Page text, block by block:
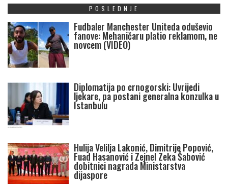
POSLEDNJE
Fudbaler Manchester Uniteda oduševio
fanove: Mehaničaru platio reklamom, ne
novcem (VIDEO)
Diplomatija po crnogorski: Uvrijedi
ljekare, pa postani generalna konzulka u
Istanbulu
Hulija Velilja Lakonić, Dimitrije Popović,
Fuad Hasanović i Zejnel Zeka Šabović
dobitnici nagrada Ministarstva
dijaspore